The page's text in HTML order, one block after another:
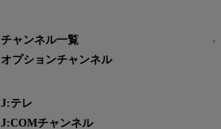
チャンネル一覧
オプションチャンネル
J:テレ
J:COMチャンネル